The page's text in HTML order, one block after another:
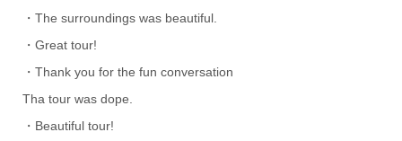
・The surroundings was beautiful.
・Great tour!
・Thank you for the fun conversation
Tha tour was dope.
・Beautiful tour!